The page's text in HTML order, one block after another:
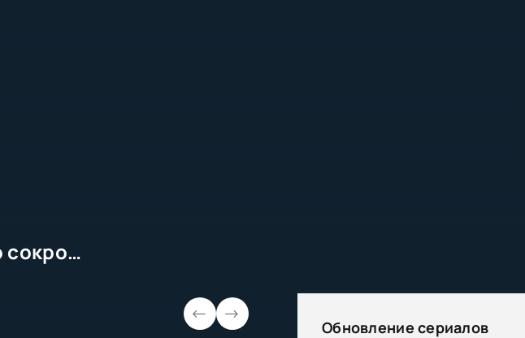
Нагабандхам: Тайна священного сокровища (2026)
Обновление сериалов